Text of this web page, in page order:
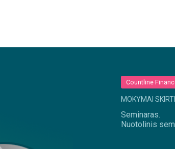
Countline
MOKYMAI
Seminaras.
Nuotolinis